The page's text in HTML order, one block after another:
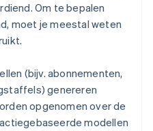
Om te bepalen
moet je meestal weten
(bijv. abonnementen,
genereren
opgenomen over de
modellen